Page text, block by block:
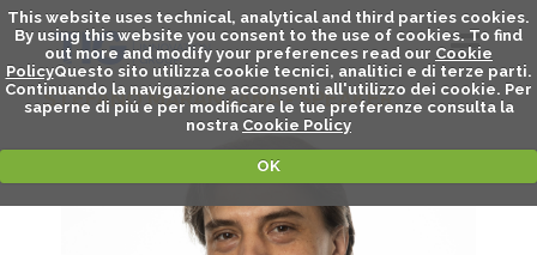
This website uses technical, analytical and third parties cookies.
By using this website you consent to the use of cookies. To find
out more and modify your preferences read our Cookie
PolicyQuesto sito utilizza cookie tecnici, analitici e di terze parti.
Continuando la navigazione acconsenti all'utilizzo dei cookie. Per
saperne di piú e per modificare le tue preferenze consulta la
nostra Cookie Policy
OK
STEFANO MARANZANA - SPEAKER